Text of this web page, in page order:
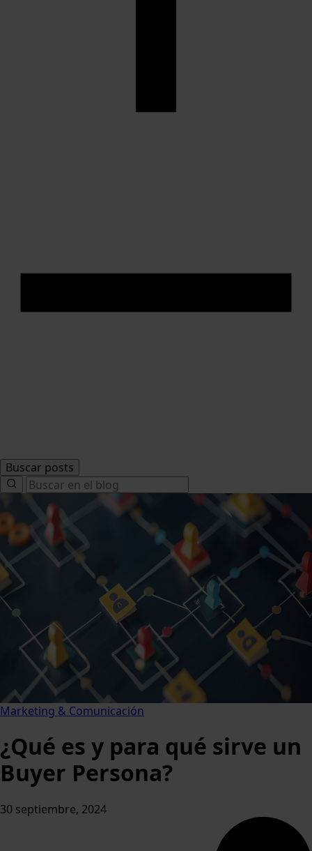
Buscar posts
Search
for:
Marketing & Comunicación
¿Qué es y para qué sirve un
Buyer Persona?
30 septiembre, 2024